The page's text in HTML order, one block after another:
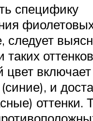
специфику
следует
таких
и
оттенки.